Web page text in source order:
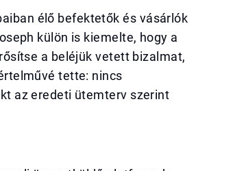
élő befektetők és vásárlók
külön is kiemelte, hogy a
a beléjük vetett bizalmat,
tette: nincs
az eredeti ütemterv szerint